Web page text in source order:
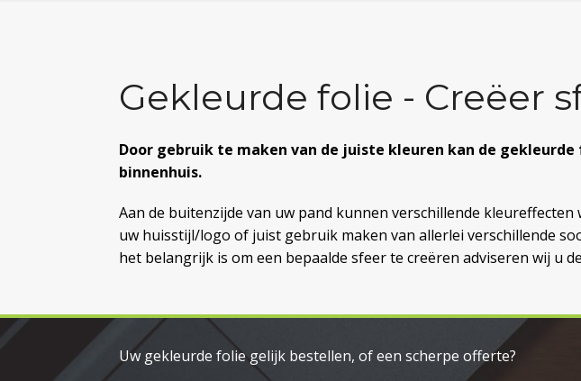
Gekleurde folie - Creëer
Door gebruik te maken van de juiste kleuren kan de
binnenhuis.
Aan de buitenzijde van uw pand kunnen verschillende
uw huisstijl/logo of juist gebruik maken van allerlei verschillende
het belangrijk is om een bepaalde sfeer te creëren adviseren wij u
Uw gekleurde folie gelijk bestellen, of een scherpe offerte?